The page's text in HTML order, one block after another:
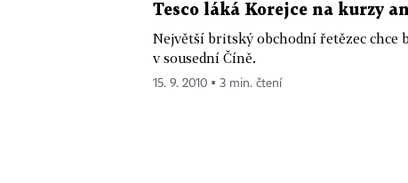
Tesco láká Korejce na kurzy
Největší britský obchodní řetězec chce
v sousední Číně.
15. 9. 2010 ▪ 3 min. čtení